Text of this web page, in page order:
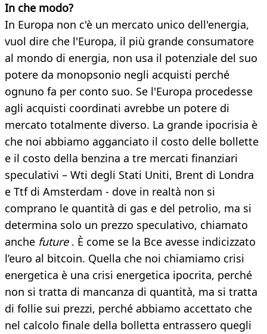
In che modo?
In Europa non c'è un mercato unico dell'energia,
vuol dire che l'Europa, il più grande consumatore
al mondo di energia, non usa il potenziale del suo
potere da monopsonio negli acquisti perché
ognuno fa per conto suo. Se l'Europa procedesse
agli acquisti coordinati avrebbe un potere di
mercato totalmente diverso. La grande ipocrisia è
che noi abbiamo agganciato il costo delle bollette
e il costo della benzina a tre mercati finanziari
speculativi – Wti degli Stati Uniti, Brent di Londra
e Ttf di Amsterdam - dove in realtà non si
comprano le quantità di gas e del petrolio, ma si
determina solo un prezzo speculativo, chiamato
anche future. È come se la Bce avesse indicizzato
l’euro al bitcoin. Quella che noi chiamiamo crisi
energetica è una crisi energetica ipocrita, perché
non si tratta di mancanza di quantità, ma si tratta
di follie sui prezzi, perché abbiamo accettato che
nel calcolo finale della bolletta entrassero quegli